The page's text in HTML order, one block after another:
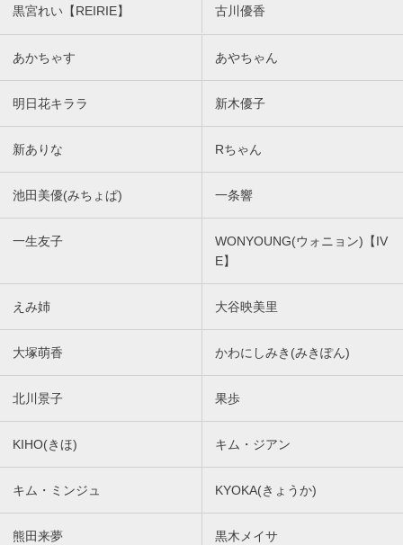
黒宮れい【REIRIE】 古川優香
あかちゃす あやちゃん
明日花キララ 新木優子
新ありな Rちゃん
池田美優(みちょぱ) 一条響
一生友子
WONYOUNG(ウォニョン)【IV
E】
えみ姉 大谷映美里
大塚萌香 かわにしみき(みきぽん)
北川景子 果歩
KIHO(きほ) キム・ジアン
キム・ミンジュ KYOKA(きょうか)
熊田来夢 黒木メイサ